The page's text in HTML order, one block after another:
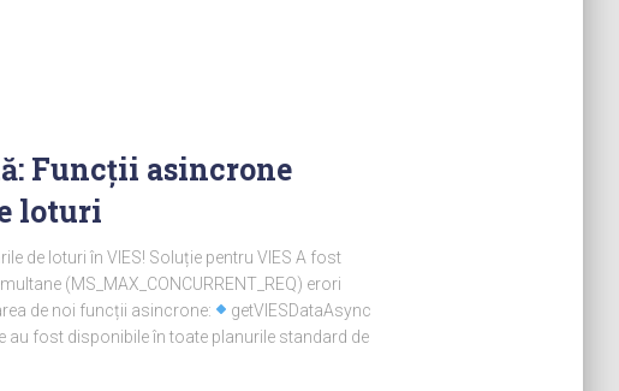
Funcții asincrone
loturi
de loturi în VIES! Soluție pentru VIES A fost
(MS_MAX_CONCURRENT_REQ) erori
de noi funcții asincrone:
getVIESDataAsync
au fost disponibile în toate planurile standard de